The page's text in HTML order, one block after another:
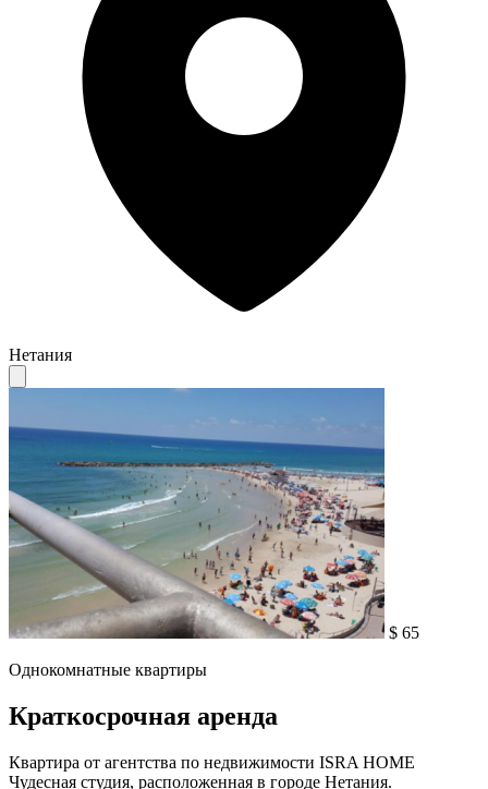
Нетания
$ 65
Однокомнатные квартиры
Краткосрочная аренда
Квартира от агентства по недвижимости ISRA HOME
Чудесная студия, расположенная в городе Нетания.